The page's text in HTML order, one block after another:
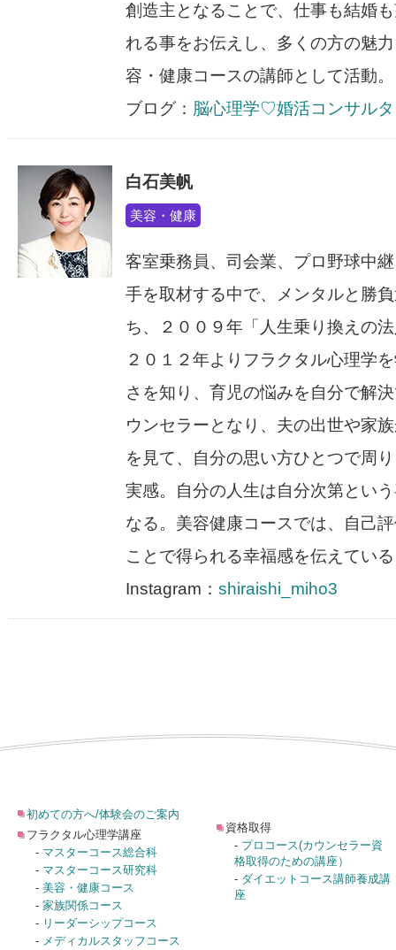
創造主となることで、仕事も結婚
れる事をお伝えし、多くの方の魅
容・健康コースの講師として活動。
ブログ： 脳心理学♡婚活コンサル
白石美帆
美容・健康
客室乗務員、司会業、プロ野球中
手を取材する中で、メンタルと勝
ち、２００９年「人生乗り換えの
２０１２年よりフラクタル心理学
さを知り、育児の悩みを自分で解
ウンセラーとなり、夫の出世や家
を見て、自分の思い方ひとつで周
実感。自分の人生は自分次第とい
なる。美容健康コースでは、自己
ことで得られる幸福感を伝えてい
Instagram： shiraishi_miho3
初めての方へ/体験会のご案内
フラクタル心理学講座
- マスターコース総合科
- マスターコース研究科
- 美容・健康コース
- 家族関係コース
- リーダーシップコース
- メディカルスタッフコース
資格取得
- プロコース(カウンセラー資
格取得のための講座）
- ダイエットコース講師養成講
座